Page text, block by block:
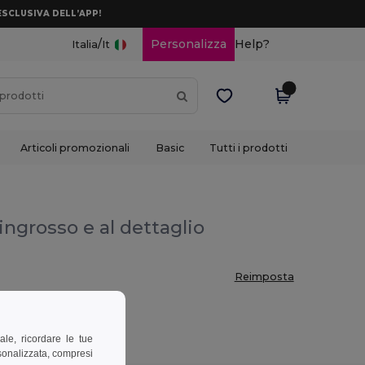
DELL’APP!
Italia/It Personalizza Help?
Articoli promozionali Basic Tutti i prodotti
e al dettaglio
Reimposta
ricordare le tue
compresi